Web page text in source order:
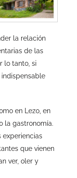
la relación
de las
lo tanto, si
en Lezo, en
la gastronomía.
experiencias
que vienen
ver, oler y